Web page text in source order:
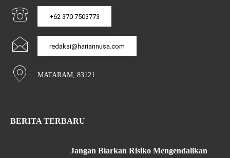
+62 370 7503773
redaksi@hariannusa.com
MATARAM, 83121
BERITA TERBARU
Jangan Biarkan Risiko Mengendalikan